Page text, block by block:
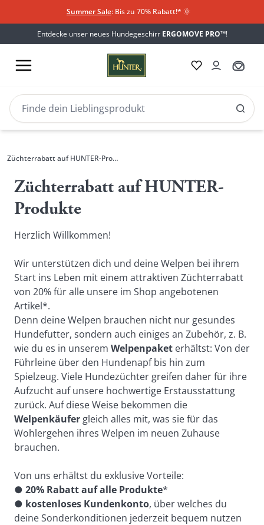
Summer Sale: Bis zu 70% Rabatt!* 🌞
Entdecke unser neues Hundegeschirr ERGOMOVE PRO™!
Züchterrabatt auf HUNTER-Produkte
Züchterrabatt auf HUNTER-
Produkte
Herzlich Willkommen!
Wir unterstützen dich und deine Welpen bei ihrem
Start ins Leben mit einem attraktiven Züchterrabatt
von 20% für alle unsere im Shop angebotenen
Artikel*.
Denn deine Welpen brauchen nicht nur gesundes
Hundefutter, sondern auch einiges an Zubehör, z. B.
wie du es in unserem Welpenpaket erhältst: Von der
Führleine über den Hundenapf bis hin zum
Spielzeug. Viele Hundezüchter greifen daher für ihre
Aufzucht auf unsere hochwertige Erstausstattung
Welpenkäufer gleich alles mit, was sie für das
Wohlergehen ihres Welpen im neuen Zuhause
brauchen.
Von uns erhältst du exklusive Vorteile:
● 20% Rabatt auf alle Produkte*
● kostenloses Kundenkonto, über welches du
deine Sonderkonditionen jederzeit bequem nutzen